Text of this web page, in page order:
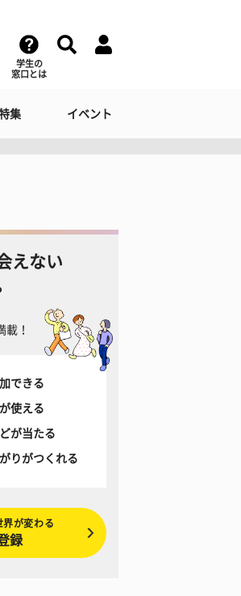
学生の
窓口とは
集 イベント
えない
載！
できる
使える
が当たる
りがつくれる
界が変わる
録